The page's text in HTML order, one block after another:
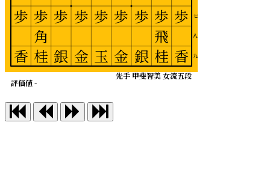
七
八
九
先手 甲斐智美 女流五段
評価値 -
歩
香
歩
飛
桂
歩
銀
歩
金
歩
玉
歩
金
歩
銀
歩
角
桂
歩
香